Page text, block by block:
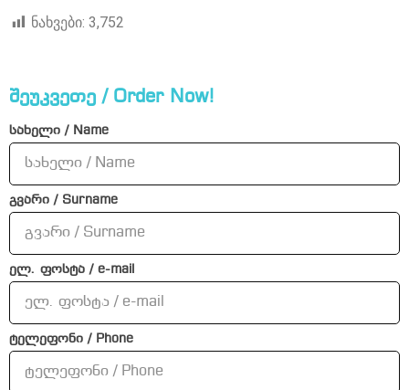
ნახვები: 3,752
შეუკვეთე / Order Now!
სახელი / Name
გვარი / Surname
ელ. ფოსტა / e-mail
ტელეფონი / Phone